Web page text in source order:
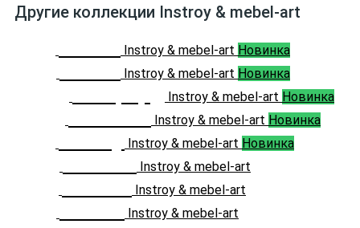
Другие коллекции Instroy & mebel-art
Instroy & mebel-art Новинка
Instroy & mebel-art Новинка
Instroy & mebel-art Новинка
Instroy & mebel-art Новинка
Instroy & mebel-art Новинка
Instroy & mebel-art
Instroy & mebel-art
Instroy & mebel-art